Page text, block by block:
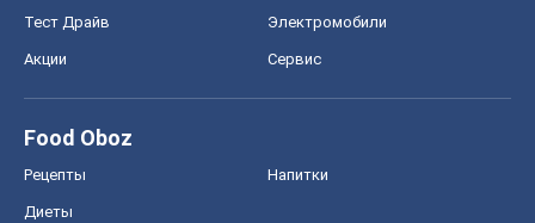
Тест Драйв Электромобили
Акции Сервис
Food Oboz
Рецепты Напитки
Диеты